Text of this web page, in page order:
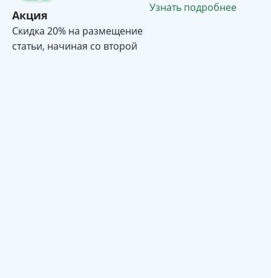
Акция
Cкидка 20% на размещение
статьи, начиная со второй
Узнать подробнее